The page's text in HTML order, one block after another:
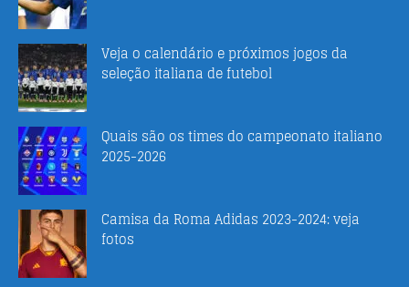
Veja o calendário e próximos jogos da
seleção italiana de futebol
Quais são os times do campeonato italiano
2025-2026
Camisa da Roma Adidas 2023-2024: veja
fotos